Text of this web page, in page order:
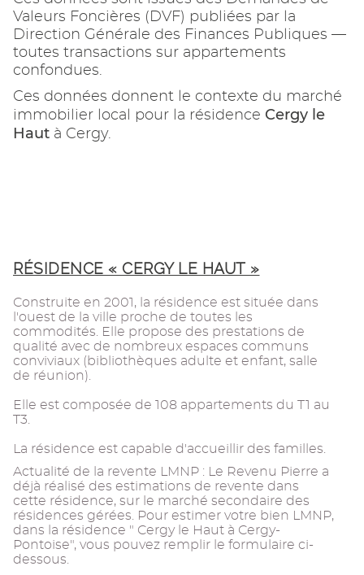
Valeurs Foncières (DVF) publiées par la
Direction Générale des Finances Publiques —
toutes transactions sur appartements
confondues.
Ces données donnent le contexte du marché
immobilier local pour la résidence Cergy le
Haut à Cergy.
RÉSIDENCE « CERGY LE HAUT »
Construite en 2001, la résidence est située dans
l'ouest de la ville proche de toutes les
commodités. Elle propose des prestations de
qualité avec de nombreux espaces communs
conviviaux (bibliothèques adulte et enfant, salle
de réunion).
Elle est composée de 108 appartements du T1 au
T3.
La résidence est capable d'accueillir des familles.
Actualité de la revente LMNP : Le Revenu Pierre a
déjà réalisé des estimations de revente dans
cette résidence, sur le marché secondaire des
résidences gérées. Pour estimer votre bien LMNP,
dans la résidence " Cergy le Haut à Cergy-
Pontoise", vous pouvez remplir le formulaire ci-
dessous.